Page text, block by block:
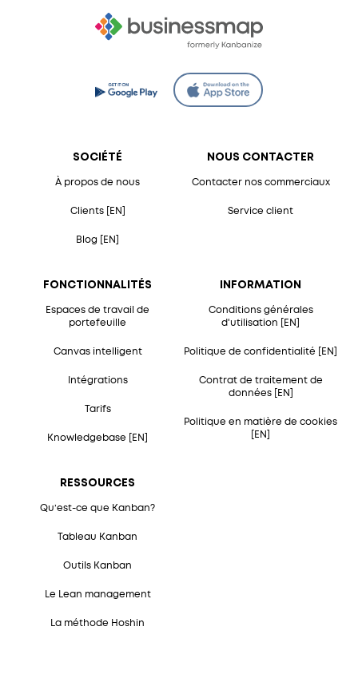
SOCIÉTÉ
À propos de nous
Clients [EN]
Blog [EN]
FONCTIONNALITÉS
Espaces de travail de
portefeuille
Canvas intelligent
Intégrations
Tarifs
Knowledgebase [EN]
RESSOURCES
Qu’est-ce que Kanban?
Tableau Kanban
Outils Kanban
Le Lean management
La méthode Hoshin
INFORMATION
Conditions générales
d'utilisation [EN]
Politique de confidentialité [EN]
Contrat de traitement de
données [EN]
Politique en matière de cookies
[EN]
NOUS CONTACTER
Contacter nos commerciaux
Service client